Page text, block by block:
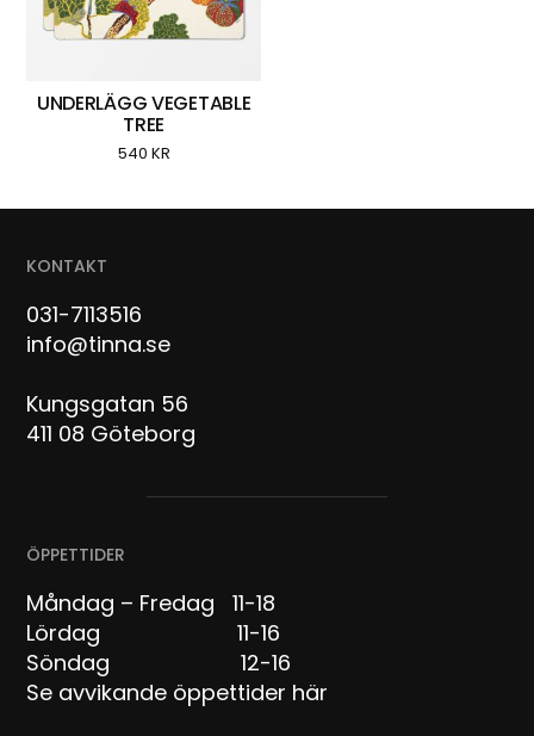
UNDERLÄGG VEGETABLE
TREE
540 KR
KONTAKT
031-7113516
info@tinna.se
Kungsgatan 56
411 08 Göteborg
ÖPPETTIDER
Måndag – Fredag 11-18
Lördag 11-16
Söndag 12-16
Se avvikande öppettider här